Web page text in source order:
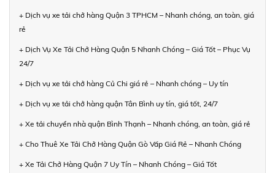
+ Dịch vụ xe tải chở hàng Quận 3 TPHCM – Nhanh chóng, an toàn, giá
rẻ
+ Dịch Vụ Xe Tải Chở Hàng Quận 5 Nhanh Chóng – Giá Tốt – Phục Vụ
24/7
+ Dịch vụ xe tải chở hàng Củ Chi giá rẻ – Nhanh chóng – Uy tín
+ Dịch vụ xe tải chở hàng quận Tân Bình uy tín, giá tốt, 24/7
+ Xe tải chuyển nhà quận Bình Thạnh – Nhanh chóng, an toàn, giá rẻ
+ Cho Thuê Xe Tải Chở Hàng Quận Gò Vấp Giá Rẻ – Nhanh Chóng
+ Xe Tải Chở Hàng Quận 7 Uy Tín – Nhanh Chóng – Giá Tốt